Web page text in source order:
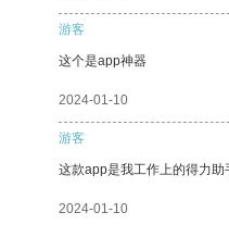
游客
这个是app神器
2024-01-10
游客
这款app是我工作上的得力助
2024-01-10